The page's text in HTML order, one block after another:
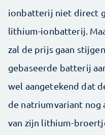
ionbatterij niet direct
lithium-ionbatterij.
zal de prijs gaan
gebaseerde batterij
wel aangetekend dat
de natriumvariant nog
van zijn lithium-